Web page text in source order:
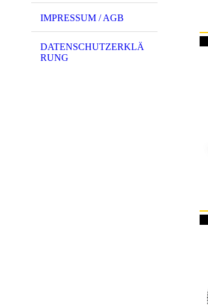
IMPRESSUM / AGB
DATENSCHUTZERKLÄ
RUNG